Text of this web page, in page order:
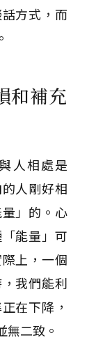
方式，而
和補充
人相處是
人剛好相
」的。心
能量」可
上，一個
我們能利
在下降，
無二致。